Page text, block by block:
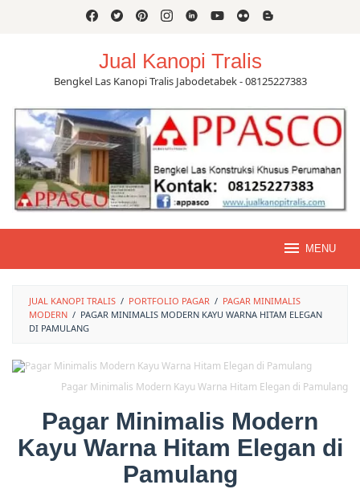
Jual Kanopi Tralis
Bengkel Las Kanopi Tralis Jabodetabek - 08125227383
MENU
JUAL KANOPI TRALIS / PORTFOLIO PAGAR / PAGAR MINIMALIS
MODERN / PAGAR MINIMALIS MODERN KAYU WARNA HITAM ELEGAN
DI PAMULANG
Pagar Minimalis Modern Kayu Warna Hitam Elegan di Pamulang
Pagar Minimalis Modern
Kayu Warna Hitam Elegan di
Pamulang